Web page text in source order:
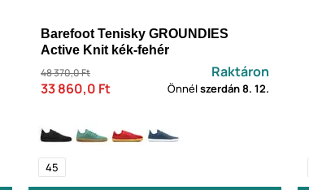
Barefoot Tenisky GROUNDIES
Active Knit kék-fehér
48 370,0 Ft
33 860,0 Ft
Raktáron
Önnélszerdán8. 12.
45